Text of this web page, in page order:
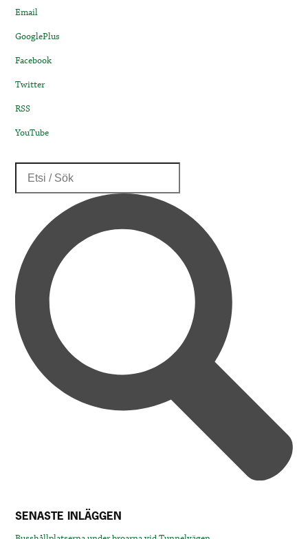
Email
GooglePlus
Facebook
Twitter
RSS
YouTube
SENASTE INLÄGGEN